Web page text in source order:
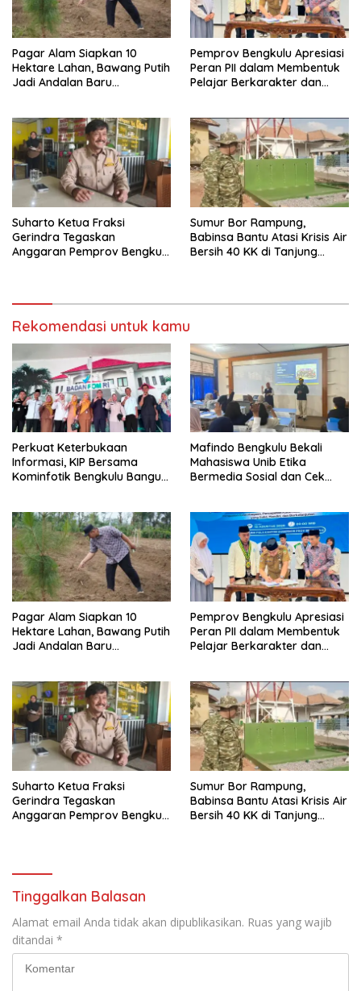
Pagar Alam Siapkan 10
Hektare Lahan, Bawang Putih
Jadi Andalan Baru
Pemprov Bengkulu Apresiasi
Peran PII dalam Membentuk
Pelajar Berkarakter dan
Suharto Ketua Fraksi
Gerindra Tegaskan
Anggaran Pemprov Bengkulu
Sumur Bor Rampung,
Babinsa Bantu Atasi Krisis Air
Bersih 40 KK di Tanjung
Rekomendasi untuk kamu
Perkuat Keterbukaan
Informasi, KIP Bersama
Kominfotik Bengkulu Bangun
Mafindo Bengkulu Bekali
Mahasiswa Unib Etika
Bermedia Sosial dan Cek
Pagar Alam Siapkan 10
Hektare Lahan, Bawang Putih
Jadi Andalan Baru
Pemprov Bengkulu Apresiasi
Peran PII dalam Membentuk
Pelajar Berkarakter dan
Suharto Ketua Fraksi
Gerindra Tegaskan
Anggaran Pemprov Bengkulu
Sumur Bor Rampung,
Babinsa Bantu Atasi Krisis Air
Bersih 40 KK di Tanjung
Tinggalkan Balasan
Alamat email Anda tidak akan dipublikasikan. Ruas yang wajib
ditandai *